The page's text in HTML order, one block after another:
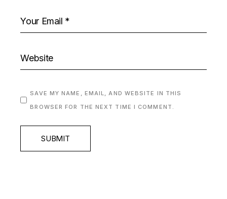
SAVE MY NAME, EMAIL, AND WEBSITE IN THIS
BROWSER FOR THE NEXT TIME I COMMENT.
SUBMIT